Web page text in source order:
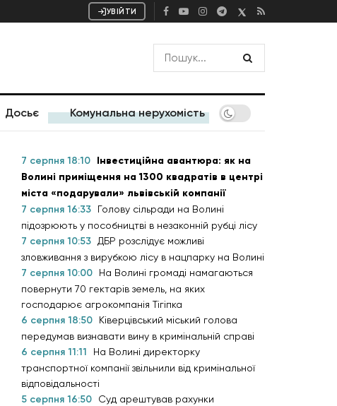
УВІЙТИ
Досьє Комунальна нерухомість
7 серпня 18:10 Інвестиційна авантюра: як на
Волині приміщення на 1300 квадратів в центрі
міста «подарували» львівській компанії
7 серпня 16:33
Голову сільради на Волині
підозрюють у пособництві в незаконній рубці лісу
7 серпня 10:53
ДБР розслідує можливі
зловживання з вирубкою лісу в нацпарку на Волині
7 серпня 10:00
На Волині громаді намагаються
повернути 70 гектарів земель, на яких
господарює агрокомпанія Тігіпка
6 серпня 18:50
Ківерцівський міський голова
передумав визнавати вину в кримінальній справі
6 серпня 11:11
На Волині директорку
транспортної компанії звільнили від кримінальної
відповідальності
5 серпня 16:50
Суд арештував рахунки